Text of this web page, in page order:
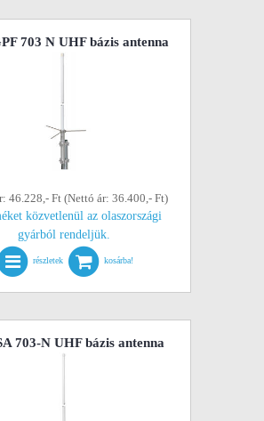
703 N UHF bázis antenna
46.228,- Ft (Nettó ár: 36.400,- Ft)
közvetlenül az olaszországi
gyárból rendeljük.
részletek kosárba!
703-N UHF bázis antenna